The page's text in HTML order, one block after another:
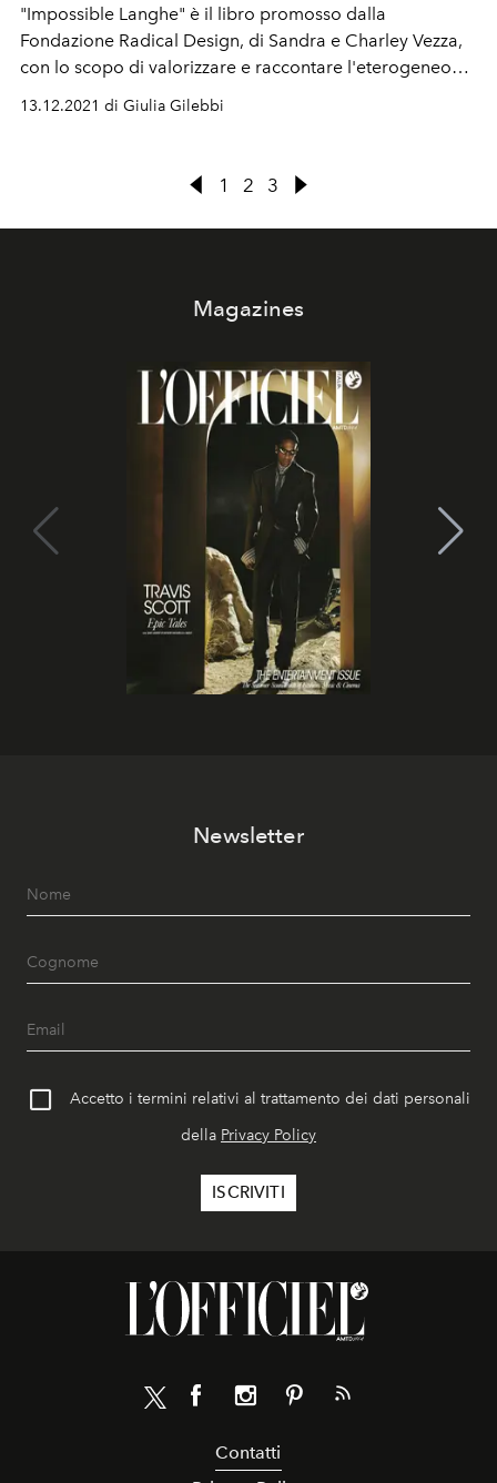
"Impossible Langhe" è il libro promosso dalla
Fondazione Radical Design, di Sandra e Charley Vezza,
con lo scopo di valorizzare e raccontare l'eterogeneo
13.12.2021 di Giulia Gilebbi
1 2 3
Magazines
Newsletter
Accetto i termini relativi al trattamento dei dati personali
della Privacy Policy
Contatti